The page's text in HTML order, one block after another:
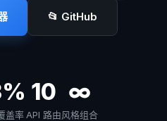
📂 GitHub
盖率
10
API 路由
∞
风格组合